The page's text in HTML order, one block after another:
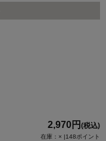
2,970円 (税込)
在庫：× |148ポイント